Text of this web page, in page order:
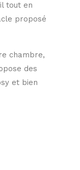
tout en
proposé
chambre,
des
et bien